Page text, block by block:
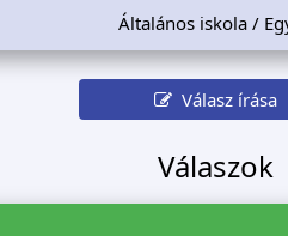
Általános iskola /
Válasz írása
Válaszok